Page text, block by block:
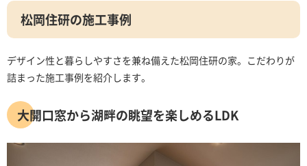
松岡住研の施工事例
デザイン性と暮らしやすさを兼ね備えた松岡住研の家。こだわりが
詰まった施工事例を紹介します。
大開口窓から湖畔の眺望を楽しめるLDK